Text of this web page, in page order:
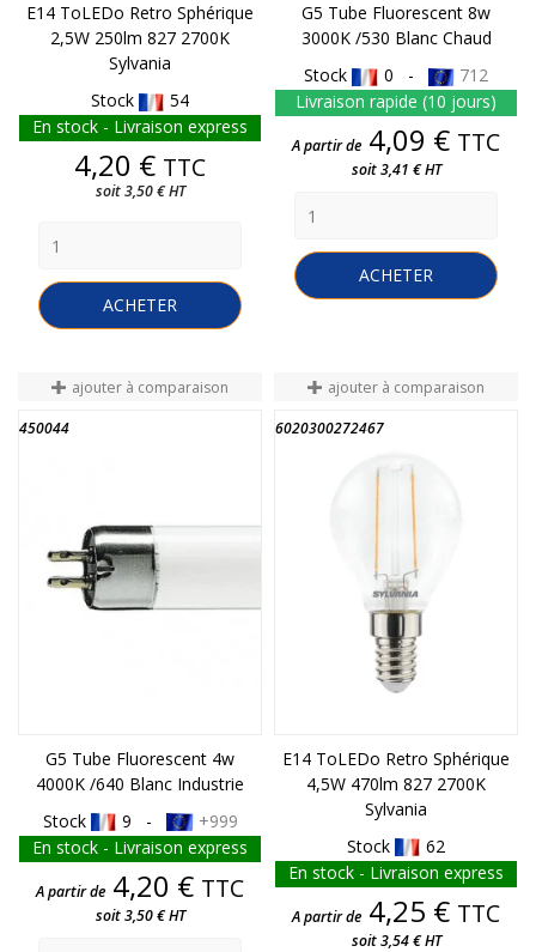
E14 ToLEDo Retro Sphérique
2,5W 250lm 827 2700K
Sylvania
Stock
54
En stock - Livraison express
Prix
4,20 € TTC
soit 3,50 € HT
ACHETER
G5 Tube Fluorescent 8w
3000K /530 Blanc Chaud
Stock
0 -
712
Livraison rapide (10 jours)
Prix
A partir de 4,09 € TTC
soit 3,41 € HT
ACHETER
ajouter à comparaison
450044
G5 Tube Fluorescent 4w
4000K /640 Blanc Industrie
Stock
9 -
+999
En stock - Livraison express
Prix
A partir de 4,20 € TTC
soit 3,50 € HT
ajouter à comparaison
6020300272467
FIN DE STOCK
E14 ToLEDo Retro Sphérique
4,5W 470lm 827 2700K
Sylvania
Stock
62
En stock - Livraison express
Prix
A partir de 4,25 € TTC
soit 3,54 € HT